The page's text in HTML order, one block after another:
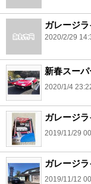
ガレージ
2020/2/29
新春スー
2020/1/4
ガレージ
2019/11/29
ガレージ
2019/11/12